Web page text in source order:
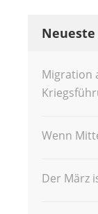
Migration
Wenn
Der März